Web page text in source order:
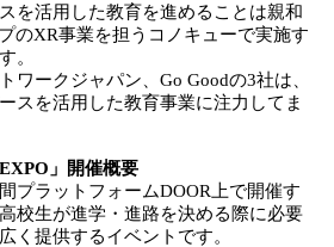
を活用した教育を進めることは親和
のXR事業を担うコノキューで実施す
。
ワークジャパン、Go Goodの3社は、
スを活用した教育事業に注力してま
」開催概要
プラットフォームDOOR上で開催す
校生が進学・進路を決める際に必要
く提供するイベントです。